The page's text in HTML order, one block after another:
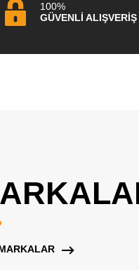
100%
GÜVENLİ ALIŞVERİŞ